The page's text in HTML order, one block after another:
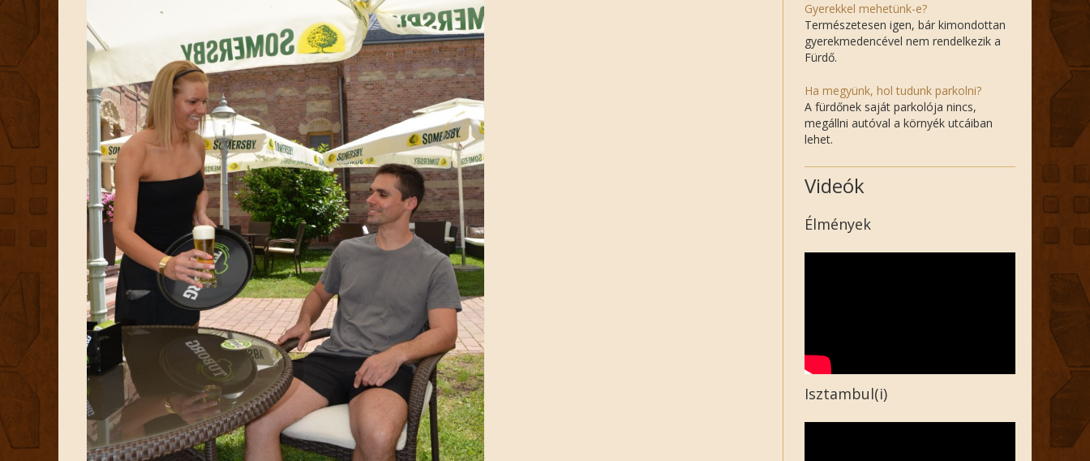
Gyerekkel mehetünk-e?
Természetesen igen, bár kimondottan
gyerekmedencével nem rendelkezik a
Fürdő.
Ha megyünk, hol tudunk parkolni?
A fürdőnek saját parkolója nincs,
megállni autóval a környék utcáiban
lehet.
Videók
Élmények
Isztambul(i)